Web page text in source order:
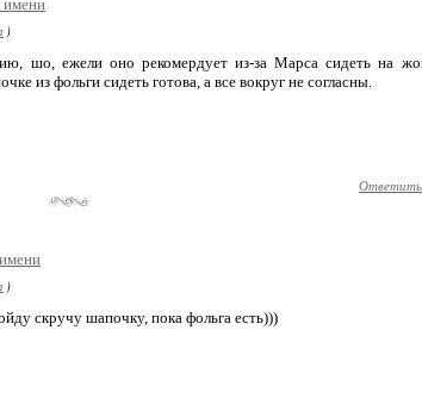
имени
)
шо, ежели оно рекомердует из-за Марса сидеть на
из фольги сидеть готова, а все вокруг не согласны.
Ответить
)
скручу шапочку, пока фольга есть)))